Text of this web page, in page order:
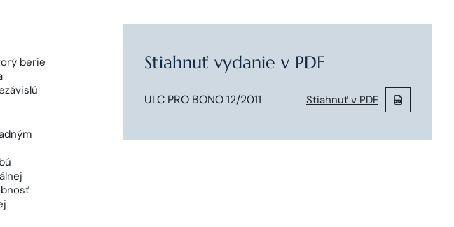
berie
Stiahnuť vydanie v PDF
ULC PRO BONO 12/2011 Stiahnuť v PDF